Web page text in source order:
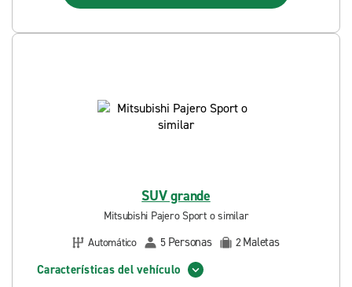
SUV grande
Mitsubishi Pajero Sport o similar
Automático
5 Personas 2Maletas
Características del vehículo